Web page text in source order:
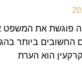
פוגשת את המשפט
החשובים ביותר
הוא הערת